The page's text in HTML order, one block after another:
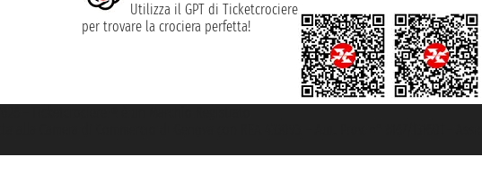
Utilizza il GPT di Ticketcrociere
per trovare la crociera perfetta!